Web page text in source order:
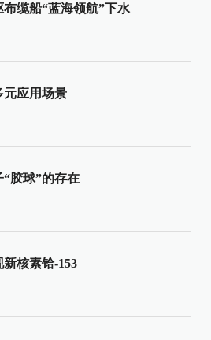
缆船“蓝海领航”下水
元应用场景
胶球”的存在
核素铪-153